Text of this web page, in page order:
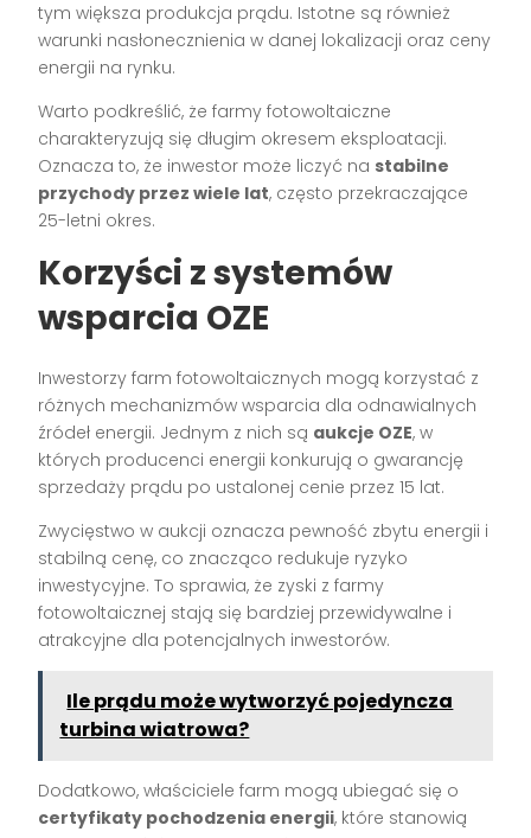
tym większa produkcja prądu. Istotne są również
warunki nasłonecznienia w danej lokalizacji oraz ceny
energii na rynku.
Warto podkreślić, że farmy fotowoltaiczne
charakteryzują się długim okresem eksploatacji.
Oznacza to, że inwestor może liczyć na stabilne
przychody przez wiele lat, często przekraczające
25-letni okres.
Korzyści z systemów
wsparcia OZE
Inwestorzy farm fotowoltaicznych mogą korzystać z
różnych mechanizmów wsparcia dla odnawialnych
źródeł energii. Jednym z nich są aukcje OZE, w
których producenci energii konkurują o gwarancję
sprzedaży prądu po ustalonej cenie przez 15 lat.
Zwycięstwo w aukcji oznacza pewność zbytu energii i
stabilną cenę, co znacząco redukuje ryzyko
inwestycyjne. To sprawia, że zyski z farmy
fotowoltaicznej stają się bardziej przewidywalne i
atrakcyjne dla potencjalnych inwestorów.
Ile prądu może wytworzyć pojedyncza
turbina wiatrowa?
Dodatkowo, właściciele farm mogą ubiegać się o
certyfikaty pochodzenia energii, które stanowią